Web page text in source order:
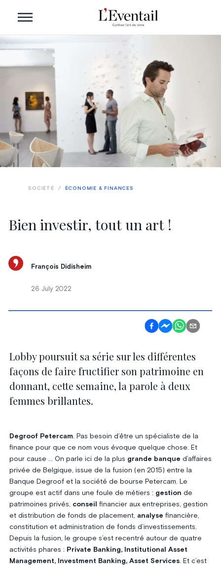
Bien investir, tout un art !
SOCIÉTÉ / ÉCONOMIE & FINANCES
François Didisheim
26 July 2022
Lobby poursuit sa série sur les différentes
façons de faire fructifier son patrimoine en
donnant, cette semaine, la parole à deux
femmes brillantes.
Degroof Petercam. Pas besoin d’être un spécialiste de la
finance pour que ce nom vous évoque quelque chose. Et
pour cause … On parle ici de la plus grande banque d’affaires
privée de Belgique, issue de la fusion (en 2015) entre la
Banque Degroof et la société de bourse Petercam. Le
groupe est actif dans une foule de métiers : gestion de
patrimoines privés, conseil
financier aux entreprises, gestion
et distribution de fonds de placement, analyse financière,
constitution et administration de fonds d’investissements.
Depuis la fusion, le groupe s’est recentré autour de quatre
activités phares : Private Banking, Institutional Asset
Management, Investment Banking, Asset Services. Et c’est